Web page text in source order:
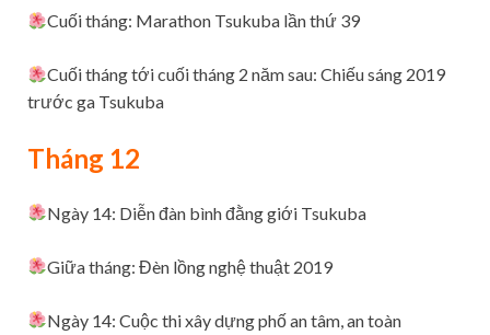
Cuối tháng: Marathon Tsukuba lần thứ 39
Cuối tháng tới cuối tháng 2 năm sau: Chiếu sáng 2019
trước ga Tsukuba
Tháng 12
Ngày 14: Diễn đàn bình đằng giới Tsukuba
Giữa tháng: Đèn lồng nghệ thuật 2019
Ngày 14: Cuộc thi xây dựng phố an tâm, an toàn